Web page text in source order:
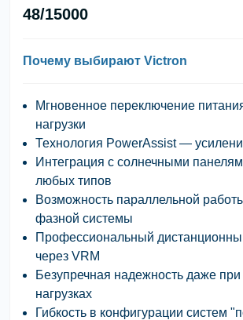
48/15000
Почему выбирают Victron
Мгновенное переключение
нагрузки
Технология PowerAssist—
Интеграция с солнечными
любых типов
Возможность параллельной
фазной системы
Профессиональный
через VRM
Безупречная надежность даже
нагрузках
Гибкость в конфигурации систем